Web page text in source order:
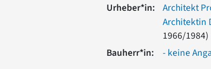
Urheber*in:
Architekt
Architektin
1966/1984)
Bauherr*in:
- keine